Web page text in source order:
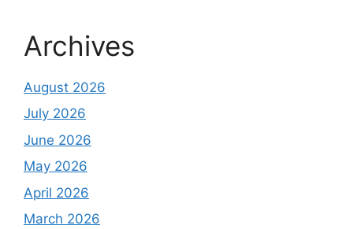
Archives
August 2026
July 2026
June 2026
May 2026
April 2026
March 2026